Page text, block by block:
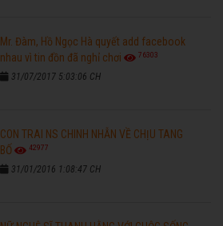
Mr. Đàm, Hồ Ngọc Hà quyết add facebook
nhau vì tin đồn đã nghỉ chơi
76303
31/07/2017 5:03:06 CH
CON TRAI NS CHINH NHẪN VỀ CHỊU TANG
BỐ
42977
31/01/2016 1:08:47 CH